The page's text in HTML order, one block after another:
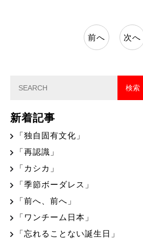
前へ 次へ
新着記事
「独自固有文化」
「再認識」
「カシカ」
「季節ボーダレス」
「前へ、前へ」
「ワンチーム日本」
「忘れることない誕生日」